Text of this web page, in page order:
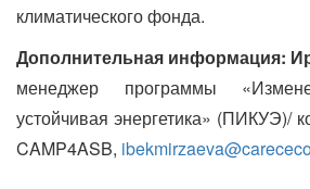
климатического фонда.
Дополнительная информация:
менеджер программы
устойчивая энергетика» (ПИКУЭ)/
CAMP4ASB,